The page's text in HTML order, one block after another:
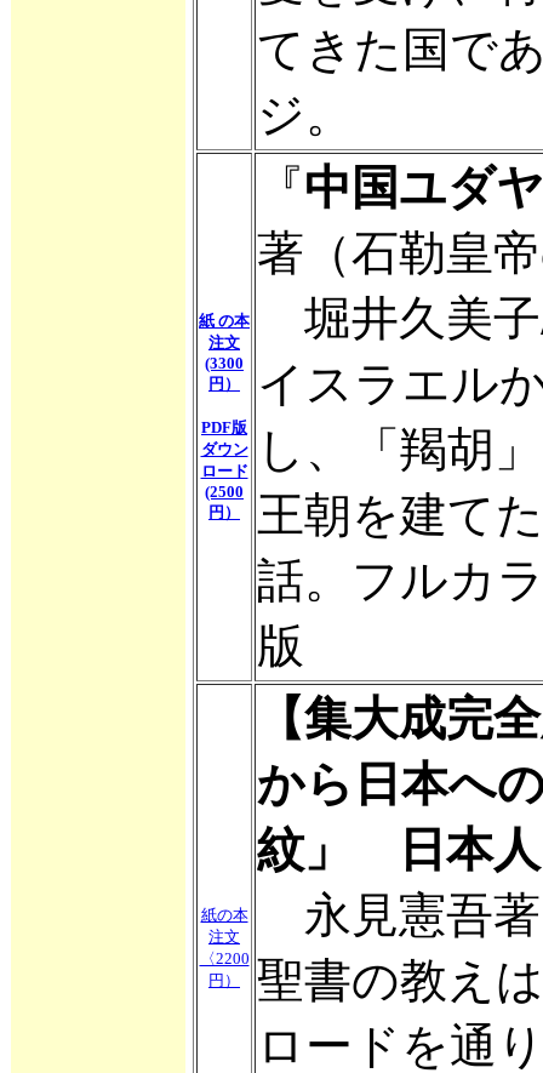
てきた国で
ジ。
紙 の本
注文
(3300
円）
PDF版
ダウン
ロード
(2500
円）
『中国ユダ
著（石勒皇
堀井久美子
イスラエル
し、「羯胡
王朝を建て
話。フルカ
版
紙の本
注文
〈2200
円）
【集大成完
から日本へ
紋」 日本人
永見憲吾著
聖書の教え
ロードを通